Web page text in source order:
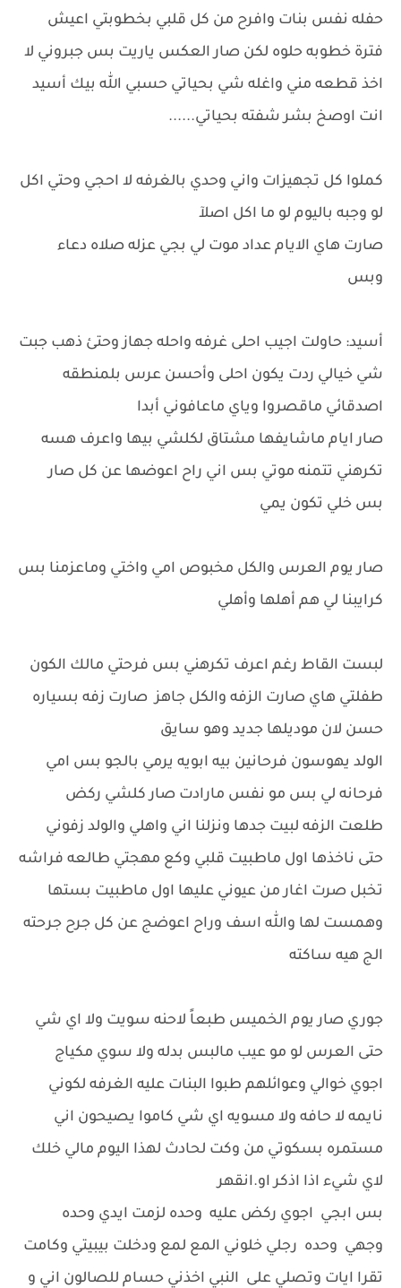
حفله نفس بنات وافرح من كل قلبي بخطوبتي اعيش
فترة خطوبه حلوه لكن صار العكس ياريت بس جبروني لا
اخذ قطعه مني واغله شي بحياتي حسبي الله بيك أسيد
انت اوصخ بشر شفته بحياتي......
كملوا كل تجهيزات واني وحدي بالغرفه لا احجي وحتي اكل
لو وجبه باليوم لو ما اكل اصلآ
صارت هاي الايام عداد موت لي بجي عزله صلاه دعاء
وبس
أسيد: حاولت اجيب احلى غرفه واحله جهاز وحتئ ذهب جبت
شي خيالي ردت يكون احلى وأحسن عرس بلمنطقه
اصدقائي ماقصروا وياي ماعافوني أبدا
صار ايام ماشايفها مشتاق لكلشي بيها واعرف هسه
تكرهني تتمنه موتي بس اني راح اعوضها عن كل صار
بس خلي تكون يمي
صار يوم العرس والكل مخبوص امي واختي وماعزمنا بس
كرايبنا لي هم أهلها وأهلي
لبست القاط رغم اعرف تكرهني بس فرحتي مالك الكون
طفلتي هاي صارت الزفه والكل جاهز صارت زفه بسياره
حسن لان موديلها جديد وهو سايق
الولد يهوسون فرحانين بيه ابويه يرمي بالجو بس امي
فرحانه لي بس مو نفس مارادت صار كلشي ركض
طلعت الزفه لبيت جدها ونزلنا اني واهلي والولد زفوني
حتى ناخذها اول ماطبيت قلبي وكع مهجتي طالعه فراشه
تخبل صرت اغار من عيوني عليها اول ماطبيت بستها
وهمست لها والله اسف وراح اعوضج عن كل جرح جرحته
الج هيه ساكته
جوري صار يوم الخميس طبعاً لاحنه سويت ولا اي شي
حتى العرس لو مو عيب مالبس بدله ولا سوي مكياج
اجوي خوالي وعوائلهم طبوا البنات عليه الغرفه لكوني
نايمه لا حافه ولا مسويه اي شي كاموا يصيحون اني
مستمره بسكوتي من وكت لحادث لهذا اليوم مالي خلك
لاي شيء اذا اذكر او.انقهر
بس ابجي اجوي ركض عليه وحده لزمت ايدي وحده
وجهي وحده رجلي خلوني المع لمع ودخلت بيبيتي وكامت
تقرا ايات وتصلي على النبي اخذني حسام للصالون اني و